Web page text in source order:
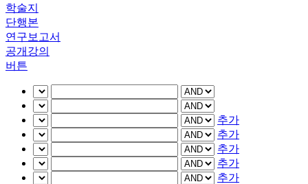
학술지
단행본
연구보고서
공개강의
버튼
추가
추가
추가
추가
추가